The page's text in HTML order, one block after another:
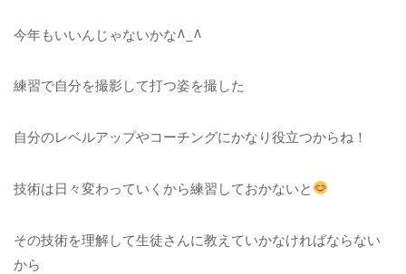
今年もいいんじゃないかな^_^
練習で自分を撮影して打つ姿を撮した
自分のレベルアップやコーチングにかなり役立つからね！
技術は日々変わっていくから練習しておかないと
その技術を理解して生徒さんに教えていかなければならない
から